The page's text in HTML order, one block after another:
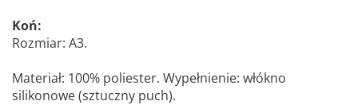
Koń:
Rozmiar: A3.
Materiał: 100% poliester. Wypełnienie: włókno
silikonowe (sztuczny puch).